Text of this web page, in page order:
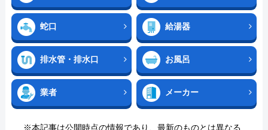
蛇口 給湯器
排水管・排水口 お風呂
業者 メーカー
※本記事は公開時点の情報であり、最新のものとは異なる